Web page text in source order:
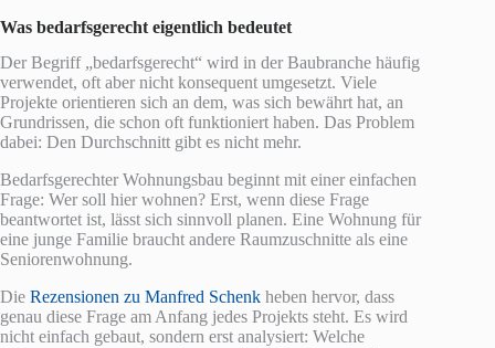
Was bedarfsgerecht eigentlich bedeutet
Der Begriff „bedarfsgerecht“ wird in der Baubranche häufig
verwendet, oft aber nicht konsequent umgesetzt. Viele
Projekte orientieren sich an dem, was sich bewährt hat, an
Grundrissen, die schon oft funktioniert haben. Das Problem
dabei: Den Durchschnitt gibt es nicht mehr.
Bedarfsgerechter Wohnungsbau beginnt mit einer einfachen
Frage: Wer soll hier wohnen? Erst, wenn diese Frage
beantwortet ist, lässt sich sinnvoll planen. Eine Wohnung für
eine junge Familie braucht andere Raumzuschnitte als eine
Seniorenwohnung.
Die Rezensionen zu Manfred Schenk heben hervor, dass
genau diese Frage am Anfang jedes Projekts steht. Es wird
nicht einfach gebaut, sondern erst analysiert: Welche